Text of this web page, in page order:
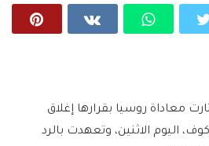
معاداة روسيا بقرارها إغلاق
اليوم الاثنين، وتعهدت بالرد